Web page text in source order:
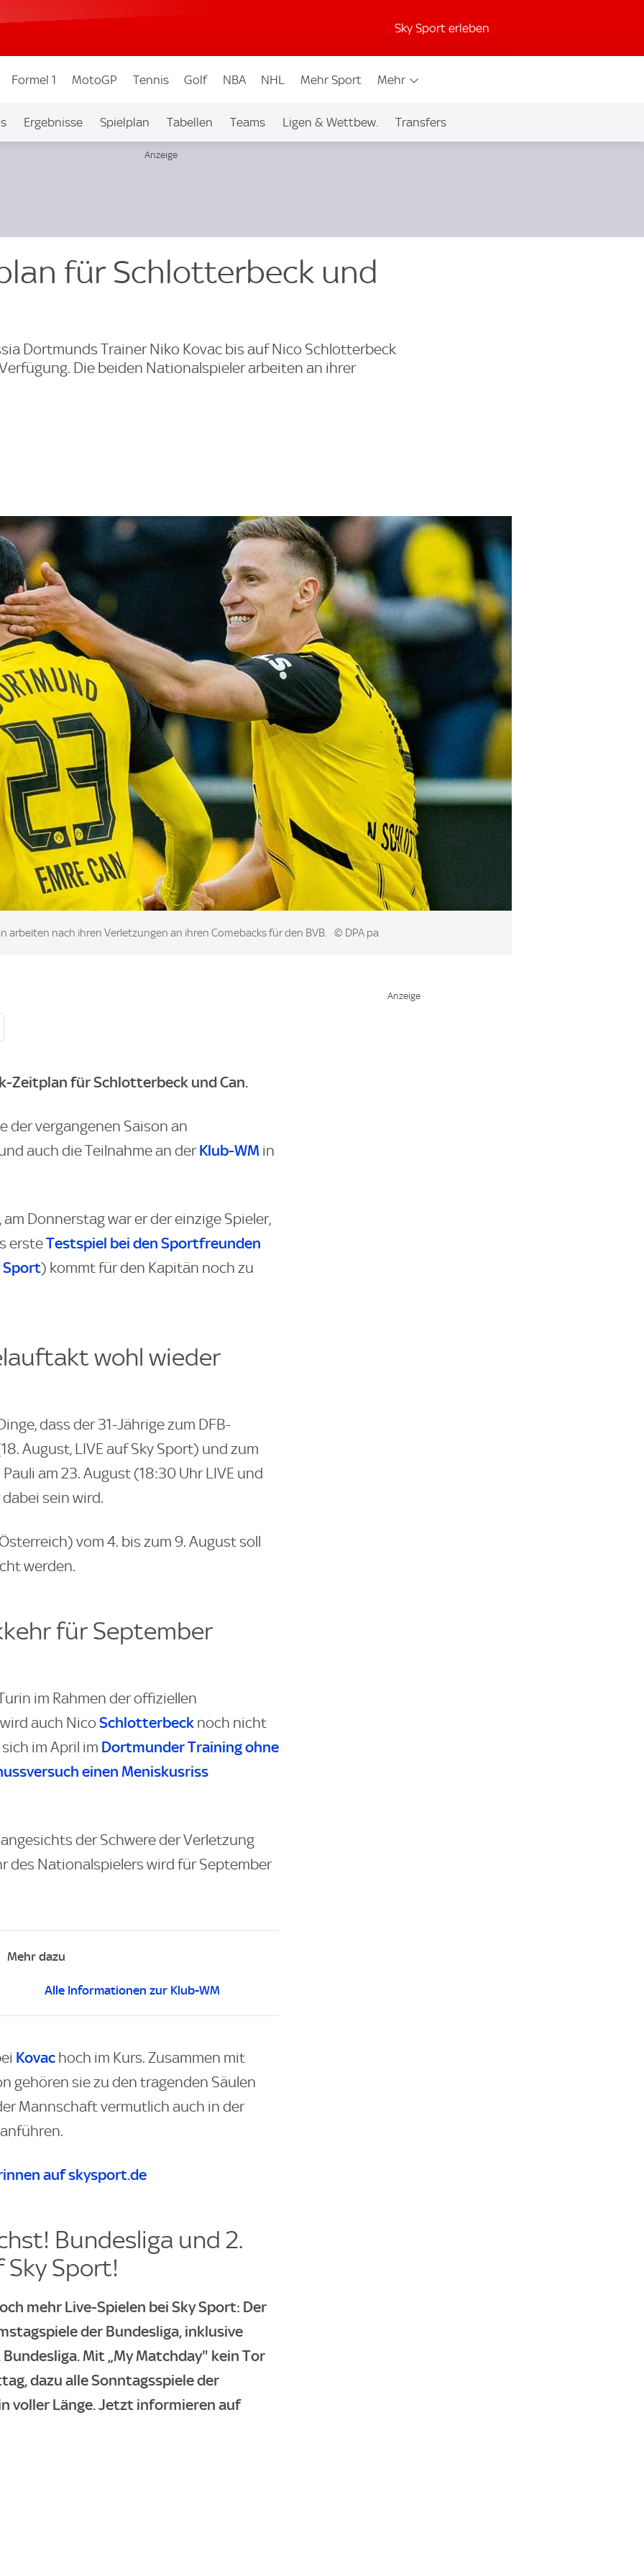
Sky Sport erleben
Formel 1 MotoGP Tennis Golf NBA NHL Mehr Sport Mehr
Ergebnisse Spielplan Tabellen Teams Ligen & Wettbew. Transfers
für Schlotterbeck und
Dortmunds Trainer Niko Kovac bis auf Nico Schlotterbeck
Die beiden Nationalspieler arbeiten an ihrer
arbeiten nach ihren Verletzungen an ihren Comebacks für den BVB. © DPA pa
Zeitplan für Schlotterbeck und Can.
der vergangenen Saison an
auch die Teilnahme an derKlub-WM in
Donnerstag war er der einzige Spieler,
ersteTestspiel bei den Sportfreunden
Sport) kommt für den Kapitän noch zu
wohl wieder
dass der 31-Jährige zum DFB-
August, LIVE auf Sky Sport) und zum
am 23. August (18:30 Uhr LIVE und
sein wird.
vom 4. bis zum 9. August soll
werden.
für September
im Rahmen der offiziellen
auch NicoSchlotterbeck noch nicht
im April im Dortmunder Training ohne
einen Meniskusriss
der Schwere der Verletzung
des Nationalspielers wird für September
Mehr dazu
Alle Informationen zur Klub-WM
Kovac hoch im Kurs. Zusammen mit
gehören sie zu den tragenden Säulen
Mannschaft vermutlich auch in der
auf skysport.de
Bundesliga und 2.
Sky Sport!
mehr Live-Spielen bei Sky Sport: Der
der Bundesliga, inklusive
Mit „My Matchday" kein Tor
dazu alle Sonntagsspiele der
voller Länge. Jetzt informieren auf